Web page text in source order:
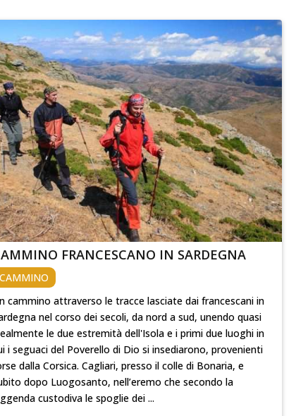
FRANCESCANO IN SARDEGNA
CAMMINO
cammino attraverso le tracce lasciate dai francescani in
nel corso dei secoli, da nord a sud, unendo quasi
le due estremità dell'Isola e i primi due luoghi in
i seguaci del Poverello di Dio si insediarono, provenienti
dalla Corsica. Cagliari, presso il colle di Bonaria, e
dopo Luogosanto, nell’eremo che secondo la
custodiva le spoglie dei ...